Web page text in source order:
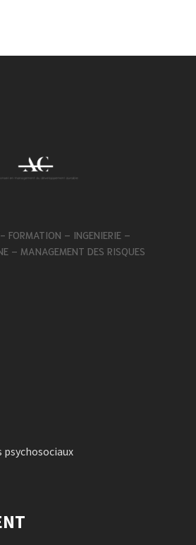
FORMATION – INGENIERIE –
– MANAGEMENT DES RISQUES